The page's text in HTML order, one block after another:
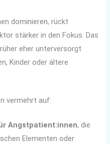
dominieren, rückt
stärker in den Fokus. Das
eher unterversorgt
Kinder oder ältere
vermehrt auf:
Angstpatient:innen, die
Elementen oder